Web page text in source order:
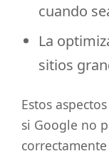
cuando
La
sitios
Estos
si Google no